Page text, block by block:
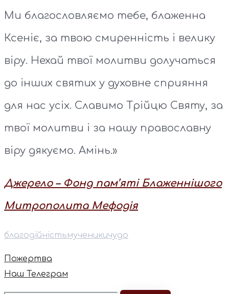
Ми благословляємо тебе, блаженна
Ксеніє, за твою смиренність і велику
віру. Нехай твої молитви долучаться
до інших святих у духовне сприяння
для нас усіх. Славимо Трійцю Святу, за
твої молитви і за нашу православну
віру дякуємо. Амінь.»
Джерело – Фонд пам’яті Блаженнішого
Митрополита Мефодія
благодійністьмученикичудо
Пожертва
Наш Телеграм